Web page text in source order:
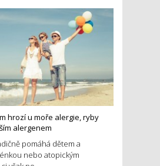
hrozí u moře alergie, ryby
alergenem
pomáhá dětem a
nebo atopickým